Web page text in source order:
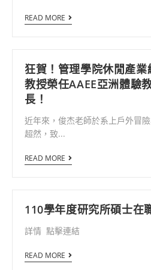
READ MORE
狂賀！管理學院休閒產業
教授榮任AAEE亞洲體驗
長！
近年來，俊杰老師於系上戶外冒
超然，致...
READ MORE
110學年度研究所碩士在
詳情 點擊連結
READ MORE